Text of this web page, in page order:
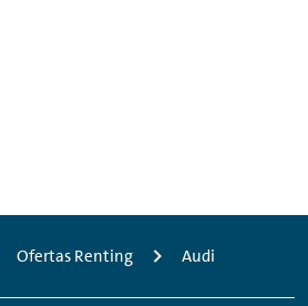
Ofertas Renting Audi